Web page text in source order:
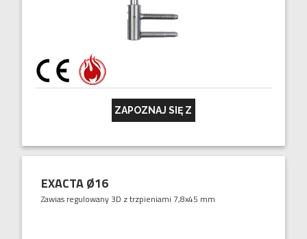
ZAPOZNAJ SIĘ Z
EXACTA Ø16
Zawias regulowany 3D z trzpieniami 7,8x45 mm